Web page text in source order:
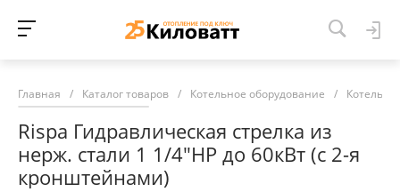
Главная / Каталог товаров / Котельное оборудование /
Rispa Гидравлическая стрелка из
нерж. стали 1 1/4"НР до 60кВт (с 2-я
кронштейнами)